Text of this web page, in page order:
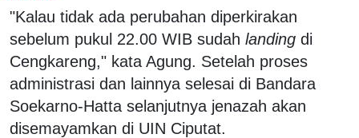
"Kalau tidak ada perubahan diperkirakan
sebelum pukul 22.00 WIB sudah landing di
Cengkareng," kata Agung. Setelah proses
administrasi dan lainnya selesai di Bandara
Soekarno-Hatta selanjutnya jenazah akan
disemayamkan di UIN Ciputat.